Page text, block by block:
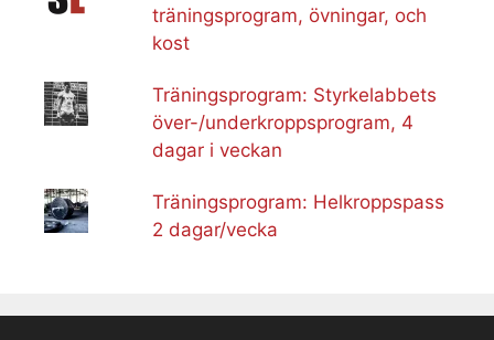
träningsprogram, övningar, och
kost
Träningsprogram: Styrkelabbets
över-/underkroppsprogram, 4
dagar i veckan
Träningsprogram: Helkroppspass
2 dagar/vecka